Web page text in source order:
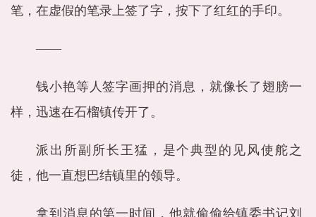
笔，在虚假的笔录上签了字，按下了红红的手印。
——
钱小艳等人签字画押的消息，就像长了翅膀一
样，迅速在石榴镇传开了。
派出所副所长王猛，是个典型的见风使舵之
徒，他一直想巴结镇里的领导。
拿到消息的第一时间，他就偷偷给镇委书记刘